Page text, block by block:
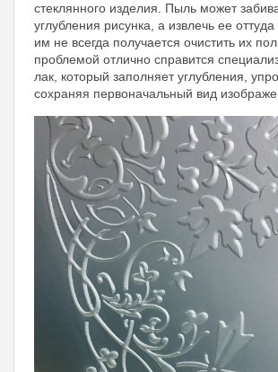
стеклянного изделия. Пыль может
углубления рисунка, а извлечь ее
им не всегда получается очистить их
проблемой отлично справится
лак, который заполняет углубления,
сохраняя первоначальный вид